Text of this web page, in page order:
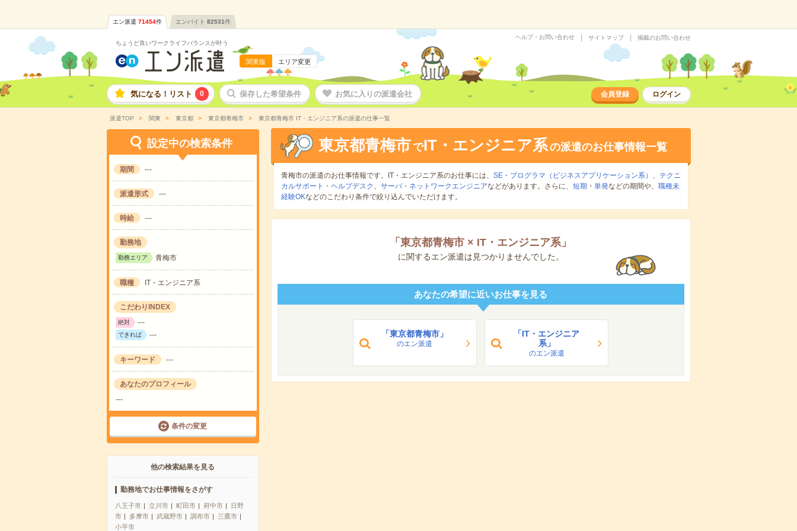
エン派遣 71454件 エンバイト 82531件
ちょうど良いワークライフバランスが叶う
関東版 エリア変更
ヘルプ・お問い合わせ サイトマップ 掲載のお問い合わせ
気になる！リスト 0 保存した希望条件 お気に入りの派遣会社 会員登録 ログイン
派遣TOP 関東 東京都 東京都青梅市 東京都青梅市 IT・エンジニア系の派遣の仕事一覧
設定中の検索条件
期間 ---
派遣形式 ---
時給 ---
勤務地
勤務エリア 青梅市
職種 IT・エンジニア系
こだわりINDEX
絶対 ---
できれば ---
キーワード ---
あなたのプロフィール
---
条件の変更
他の検索結果を見る
勤務地でお仕事情報をさがす
八王子市 立川市 町田市 府中市
日野
市
多摩市 武蔵野市 調布市
三鷹市
小平市
東京都青梅市 でIT・エンジニア系の派遣のお仕事情報一覧
青梅市の派遣のお仕事情報です。IT・エンジニア系のお仕事には、 SE・プログラマ（ビジネスアプリケーション系） 、
テクニ
カルサポート・ヘルプデスク 、 サーバ・ネットワークエンジニアなどがあります。さらに、 短期 ・ 単発などの期間や、 職種未
経験OKなどのこだわり条件で絞り込んでいただけます。
「 東京都青梅市 × IT・エンジニア系」
に関するエン派遣は見つかりませんでした。
あなたの希望に近いお仕事を見る
「東京都青梅市」
のエン派遣
「IT・エンジニア
系」
のエン派遣